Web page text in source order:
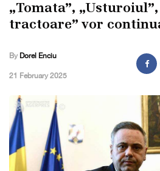
„Tomata”,
tractoare” vor
By Dorel Enciu
,21 February 2025